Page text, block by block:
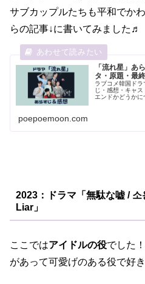
サブカップルたちも平和でか
らの記事↓に書いてみました♬
「流れ星」あ
タ・原題・最
ラブコメ韓国ド
じ・感想・キャ
エンドかどうかに
poepoemoon.com
2023：ドラマ「無駄な嘘 /
Liar」
ここではアイドルの役でした
があって可愛げのある役で好き